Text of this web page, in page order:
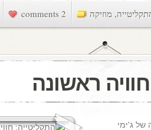
2 comments , מוזיקה
ראשונה
של ג'ימי